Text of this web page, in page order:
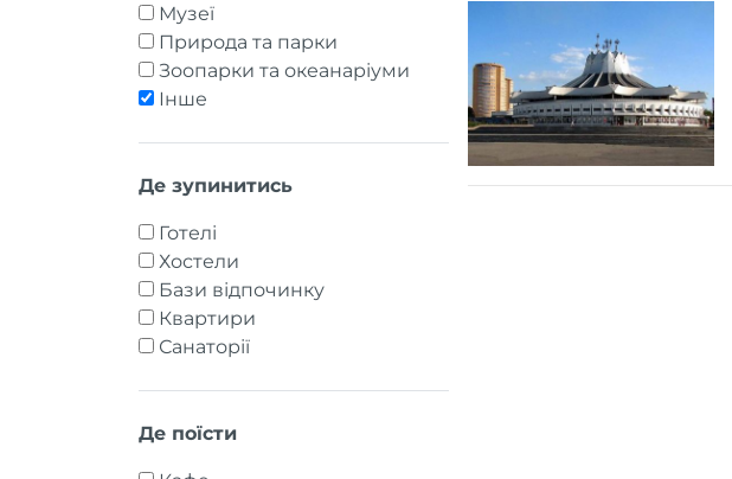
Музеї
Природа та парки
Зоопарки та океанаріуми
Інше
Де зупинитись
Готелі
Хостели
Бази відпочинку
Квартири
Санаторії
Де поїсти